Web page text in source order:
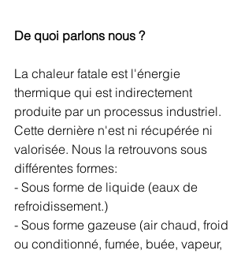
De quoi parlons nous ?
La chaleur fatale est l'énergie
thermique qui est indirectement
produite par un processus industriel.
Cette dernière n'est ni récupérée ni
valorisée. Nous la retrouvons sous
différentes formes:
- Sous forme de liquide (eaux de
refroidissement.)
- Sous forme gazeuse (air chaud, froid
ou conditionné, fumée, buée, vapeur,